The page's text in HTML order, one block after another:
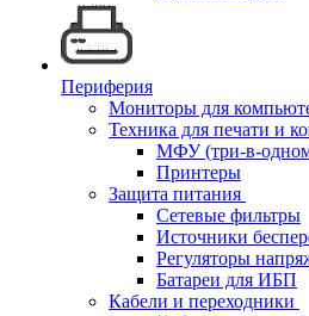
Периферия
Мониторы для
Техника для печати и
МФУ (три-в-
Принтеры
Защита питания
Сетевые фильтры
Источники
Регуляторы
Батареи для ИБП
Кабели и переходники